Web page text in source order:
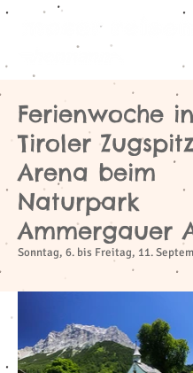
Ferienwoche
Tiroler
Arena beim
Naturpark
Ammergauer
Sonntag, 6. bis Freitag, 11.
​